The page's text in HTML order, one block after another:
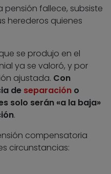
pensión fallece, subsiste
herederos quienes
se produjo en el
ya se valoró, y por
ajustada. Con
de separación o
solo serán «a la baja»
.
compensatoria
circunstancias: